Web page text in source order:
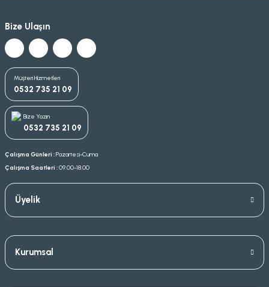
Bize Ulaşın
Müşteri Hizmetleri
0532 735 21 09
Bize Yazın
0532 735 21 09
Çalışma Günleri :Pazartesi-Cuma
Çalışma Saatleri :09.00-18.00
Üyelik
Kurumsal